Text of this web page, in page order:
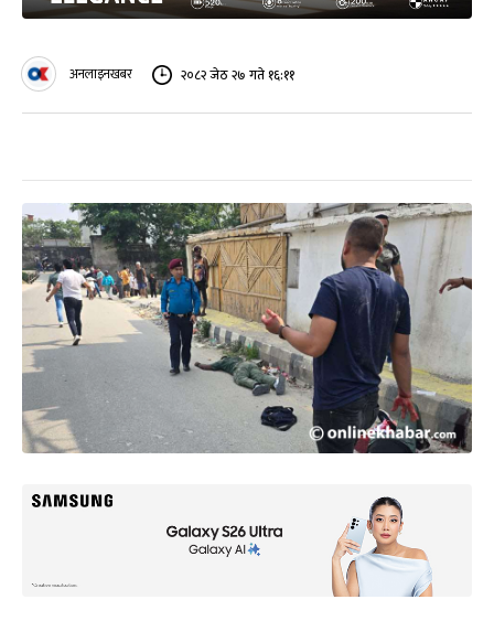
अनलाइनखबर २०८२ जेठ २७ गते १६:११